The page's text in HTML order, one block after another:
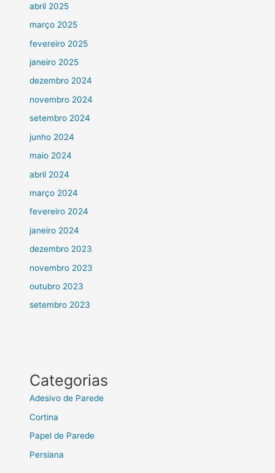
abril 2025
março 2025
fevereiro 2025
janeiro 2025
dezembro 2024
novembro 2024
setembro 2024
junho 2024
maio 2024
abril 2024
março 2024
fevereiro 2024
janeiro 2024
dezembro 2023
novembro 2023
outubro 2023
setembro 2023
Categorias
Adesivo de Parede
Cortina
Papel de Parede
Persiana